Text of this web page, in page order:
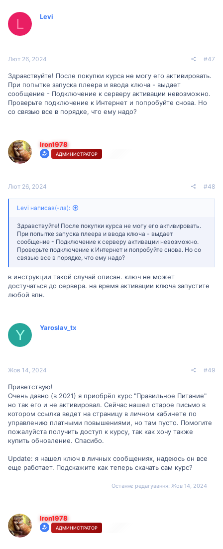
L Levi
Лют 26, 2024 #47
Здравствуйте! После покупки курса не могу его активировать.
При попытке запуска плеера и ввода ключа - выдает
сообщение - Подключение к серверу активации невозможно.
Проверьте подключение к Интернет и попробуйте снова. Но
со связью все в порядке, что ему надо?
Iron1978
АДМИНИСТРАТОР
Лют 26, 2024 #48
Levi написав(-ла):
Здравствуйте! После покупки курса не могу его активировать.
При попытке запуска плеера и ввода ключа - выдает
сообщение - Подключение к серверу активации невозможно.
Проверьте подключение к Интернет и попробуйте снова. Но со
связью все в порядке, что ему надо?
в инструкции такой случай описан. ключ не может
достучаться до сервера. на время активации ключа запустите
любой впн.
Y Yaroslav_tx
Жов 14, 2024 #49
Приветствую!
Очень давно (в 2021) я приобрёл курс "Правильное Питание"
но так его и не активировал. Сейчас нашел старое письмо в
котором ссылка ведет на страницу в личном кабинете по
управлению платными повышениями, но там пусто. Помогите
пожалуйста получить доступ к курсу, так как хочу также
купить обновление. Спасибо.
Update: я нашел ключ в личных сообщениях, надеюсь он все
еще работает. Подскажите как теперь скачать сам курс?
Останнє редагування: Жов 14, 2024
Iron1978
АДМИНИСТРАТОР